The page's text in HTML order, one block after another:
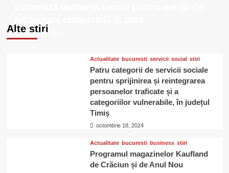
Alte stiri
ianuarie 23, 2026
Actualitate bucuresti servicii social stiri
Patru categorii de servicii sociale
pentru sprijinirea și reintegrarea
persoanelor traficate și a
categoriilor vulnerabile, în județul
Timiș
octombrie 18, 2024
Actualitate bucuresti business stiri
Programul magazinelor Kaufland
de Crăciun și de Anul Nou